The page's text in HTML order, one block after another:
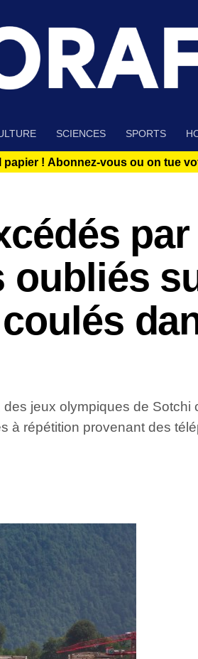
SCIENCES SPORTS
papier ! Abonnez-vous ou on tue
oubliés
jeux olympiques de
répétition provenant des